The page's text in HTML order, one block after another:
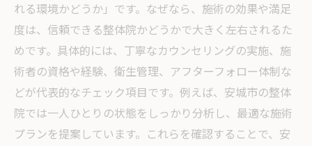
整体による定期的なケアの必要性と効果
整体を活用して長く快適な毎日を過ごすコ
ツ
れる環境かどうか」です。なぜなら、施術の効果や満足
度は、信頼できる整体院かどうかで大きく左右されるた
めです。具体的には、丁寧なカウンセリングの実施、施
術者の資格や経験、衛生管理、アフターフォロー体制な
どが代表的なチェック項目です。例えば、安城市の整体
院では一人ひとりの状態をしっかり分析し、最適な施術
プランを提案しています。これらを確認することで、安